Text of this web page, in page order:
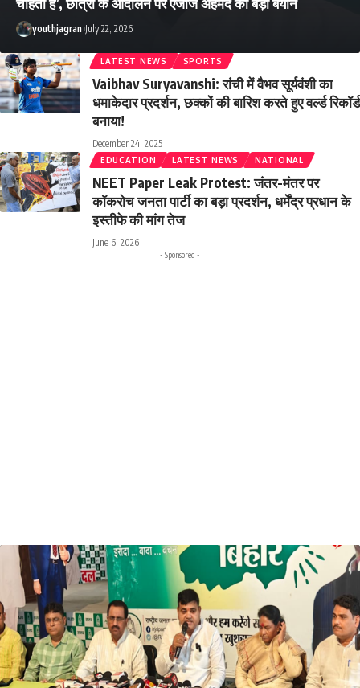
youthjagran July 22, 2026
LATEST NEWS SPORTS
Vaibhav Suryavanshi: रांची में वैभव सूर्यवंशी का
धमाकेदार प्रदर्शन, छक्कों की बारिश करते हुए वर्ल्ड रिकॉर्ड
बनाया!
December 24, 2025
EDUCATION LATEST NEWS NATIONAL
NEET Paper Leak Protest: जंतर-मंतर पर
कॉकरोच जनता पार्टी का बड़ा प्रदर्शन, धर्मेंद्र प्रधान के
इस्तीफे की मांग तेज
June 6, 2026
- Sponsored -